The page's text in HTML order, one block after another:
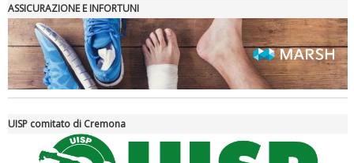
La formazione Uisp rallenta ma prosegue anche in estate
ASSICURAZIONE E INFORTUNI
UISP comitato di Cremona